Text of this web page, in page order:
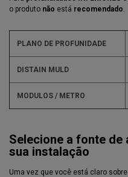
o produto não está recomendado
PLANO DE PROFUNIDADE
DISTAIN MULD
MODULOS / METRO
Selecione a fonte de
sua instalação
Uma vez que você está claro